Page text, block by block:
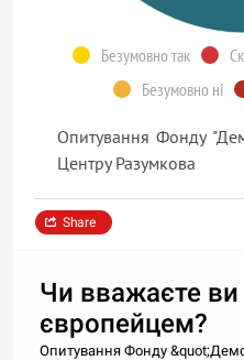
Безумовно так
Безумовно ні
Опитування Фонду
Центру Разумкова
Share
Чи вважаєте ви
європейцем?
Опитування Фонду